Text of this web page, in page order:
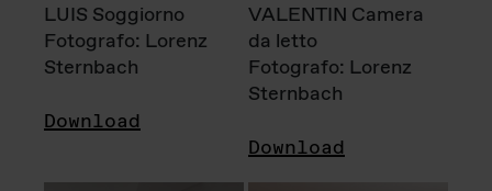
LUIS Soggiorno
Fotografo: Lorenz
Sternbach
Download
VALENTIN Camera
da letto
Fotografo: Lorenz
Sternbach
Download